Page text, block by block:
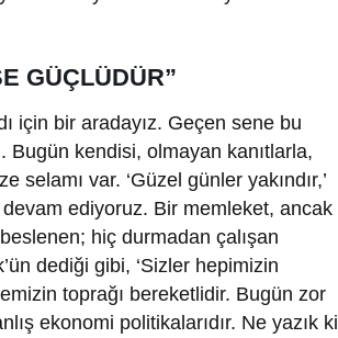
GÜÇLÜDÜR”
için bir aradayız. Geçen sene bu
Bugün kendisi, olmayan kanıtlarla,
var. ‘Güzel günler yakındır,’
ediyoruz. Bir memleket, ancak
hiç durmadan çalışan
dediği gibi, ‘Sizler hepimizin
toprağı bereketlidir. Bugün zor
ekonomi politikalarıdır. Ne yazık ki